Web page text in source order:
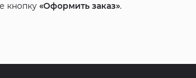
кнопку«Оформить заказ».